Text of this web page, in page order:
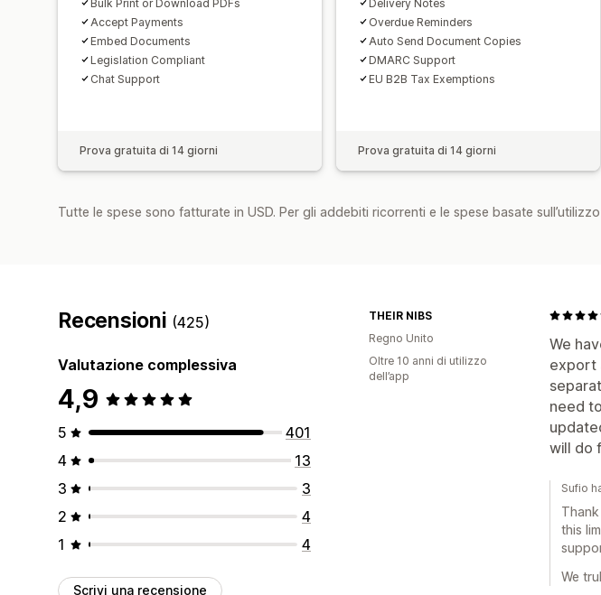
Bulk Print or Download PDFs
Accept Payments
Embed Documents
Legislation Compliant
Chat Support
Prova gratuita di 14 giorni
Delivery Notes
Overdue Reminders
Auto Send Document Copies
DMARC Support
EU B2B Tax Exemptions
Prova gratuita di 14 giorni
Tutte le spese sono fatturate in USD. Per gli addebiti ricorrenti e le spese basate
Recensioni (425)
Valutazione complessiva
4,9
5
401
4
13
3
3
2
4
1
4
Scrivi una recensione
We
export
need
will do
THEIR NIBS
Regno Unito
Oltre 10 anni di utilizzo
dell’app
Sufio
this
We